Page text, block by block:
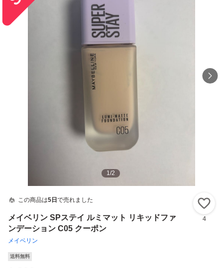
1/2
この商品は5日 で売れました
メイベリン SPステイ ルミマット リキッドファ
ンデーション C05 クーポン
メイベリン
4
送料無料